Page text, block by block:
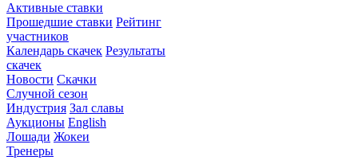
Активные ставки
Прошедшие ставки Рейтинг
участников
Календарь скачек Результаты
скачек
Новости Скачки
Случной сезон
Индустрия Зал славы
Аукционы English
Лошади Жокеи
Тренеры